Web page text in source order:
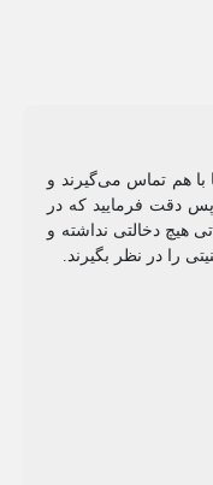
با هم تماس می‌گیرند و
دقت فرمایید که در
هیچ دخالتی نداشته و
را در نظر بگیرند.